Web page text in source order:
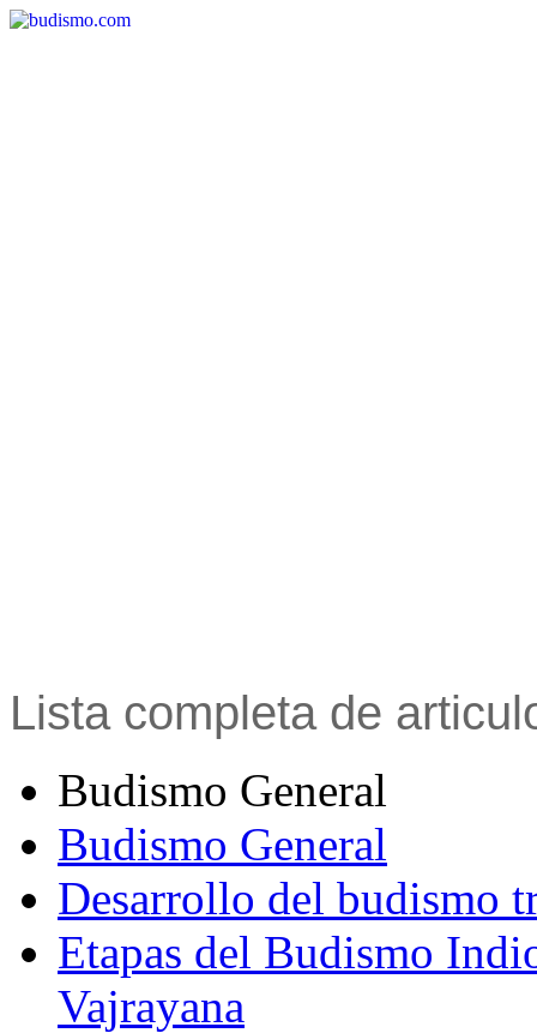
Lista completa de
Budismo General
Budismo General
Desarrollo del budismo
Etapas del Budismo
Vajrayana